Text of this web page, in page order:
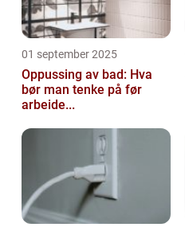
01 september 2025
Oppussing av bad: Hva
bør man tenke på før
arbeide...